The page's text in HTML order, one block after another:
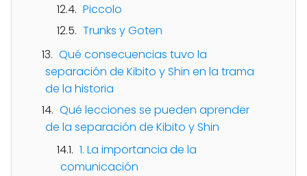
Piccolo
Trunks y Goten
Qué consecuencias tuvo la
separación de Kibito y Shin en la trama
de la historia
Qué lecciones se pueden aprender
de la separación de Kibito y Shin
1. La importancia de la
comunicación